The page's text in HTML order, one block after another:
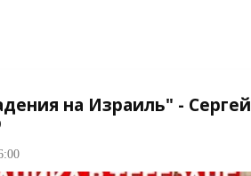
на Израиль" - Сергей